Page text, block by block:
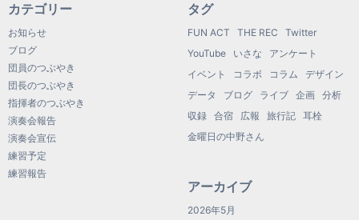
カテゴリー
お知らせ
ブログ
団員のつぶやき
団長のつぶやき
指揮者のつぶやき
演奏会報告
演奏会宣伝
練習予定
練習報告
タグ
FUN ACT THE REC
Twitter
YouTube
いさな
アンケート
イベント
コラボ コラム
デザイン
データ
ブログ ライブ 企画
分析
収録
合宿 広報 旅行記
耳栓
金曜日の中野さん
アーカイブ
2026年5月